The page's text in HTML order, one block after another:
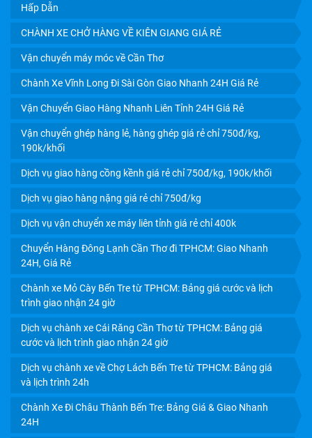
CHÀNH XE CÀ MAU UY TÍN: CƯỚC RẺ, GIAO NHẬN TẬN
Hấp Dẫn
CHÀNH XE CHỞ HÀNG VỀ KIÊN GIANG GIÁ RẺ
Vận chuyển máy móc về Cần Thơ
Chành Xe Vĩnh Long Đi Sài Gòn Giao Nhanh 24H Giá Rẻ
Vận Chuyển Giao Hàng Nhanh Liên Tỉnh 24H Giá Rẻ
Vận chuyển ghép hàng lẻ, hàng ghép giá rẻ chỉ 750đ/kg,
190k/khối
Dịch vụ giao hàng cồng kềnh giá rẻ chỉ 750đ/kg, 190k/khối
Dịch vụ giao hàng nặng giá rẻ chỉ 750đ/kg
Dịch vụ vận chuyển xe máy liên tỉnh giá rẻ chỉ 400k
Chuyển Hàng Đông Lạnh Cần Thơ đi TPHCM: Giao Nhanh
24H, Giá Rẻ
Chành xe Mỏ Cày Bến Tre từ TPHCM: Bảng giá cước và lịch
trình giao nhận 24 giờ
Dịch vụ chành xe Cái Răng Cần Thơ từ TPHCM: Bảng giá
cước và lịch trình giao nhận 24 giờ
Dịch vụ chành xe về Chợ Lách Bến Tre từ TPHCM: Bảng giá
và lịch trình 24h
Chành Xe Đi Châu Thành Bến Tre: Bảng Giá & Giao Nhanh
24H